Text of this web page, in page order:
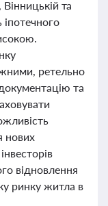
Вінницькій та
іпотечного
ретельно
та
нових
відновлення
ринку житла в